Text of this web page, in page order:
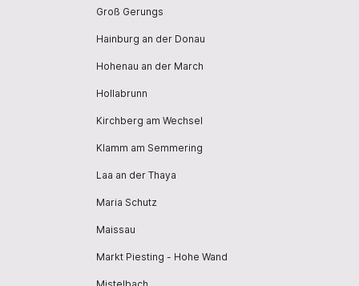
Groß Gerungs
Hainburg an der Donau
Hohenau an der March
Hollabrunn
Kirchberg am Wechsel
Klamm am Semmering
Laa an der Thaya
Maria Schutz
Maissau
Markt Piesting - Hohe Wand